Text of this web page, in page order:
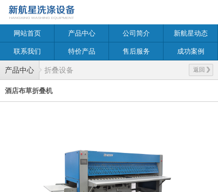
网站首页 产品中心 公司简介 新航星动态
联系我们 特价产品 售后服务 成功案例
产品中心 返回
折叠设备
酒店布草折叠机